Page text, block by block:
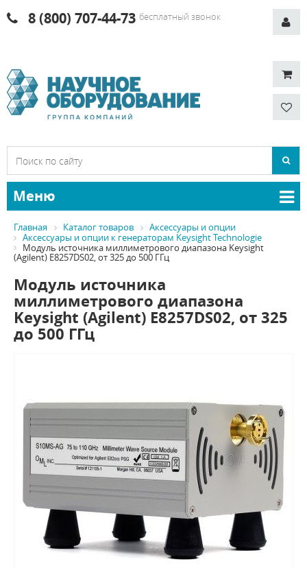
8 (800) 707-44-73 бесплатный звонок
Меню
Главная Каталог товаров
Аксессуары и опции
Аксессуары и опции к генераторам Keysight Technologie
Модуль источника миллиметрового диапазона Keysight
(Agilent) E8257DS02, от 325 до 500 ГГц
Модуль источника
миллиметрового диапазона
Keysight (Agilent) E8257DS02, от 325
до 500 ГГц